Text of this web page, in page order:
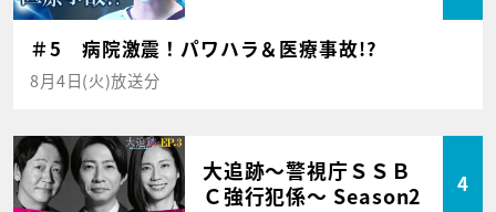
＃5 病院激震！パワハラ＆医療事故!?
8月4日(火)放送分
大追跡～警視庁ＳＳＢ
Ｃ強行犯係～ Season2
4